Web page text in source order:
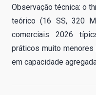
Observação técnica: o
teórico (16 SS, 320
comerciais 2026
práticos muito
em capacidade